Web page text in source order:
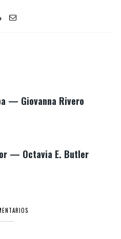
— Giovanna Rivero
— Octavia E. Butler